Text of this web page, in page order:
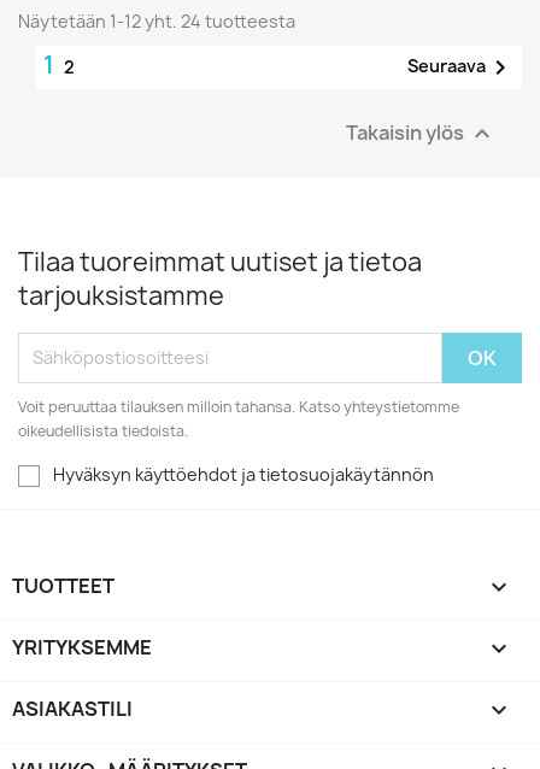
Näytetään 1-12 yht. 24 tuotteesta
1 2 Seuraava 
Takaisin ylös 
Tilaa tuoreimmat uutiset ja tietoa
tarjouksistamme
Voit peruuttaa tilauksen milloin tahansa. Katso yhteystietomme
oikeudellisista tiedoista.
Hyväksyn käyttöehdot ja tietosuojakäytännön
TUOTTEET 
YRITYKSEMME 
ASIAKASTILI 